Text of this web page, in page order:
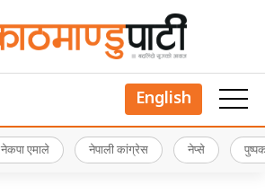
English
नेकपा एमाले नेपाली कांग्रेस नेप्से